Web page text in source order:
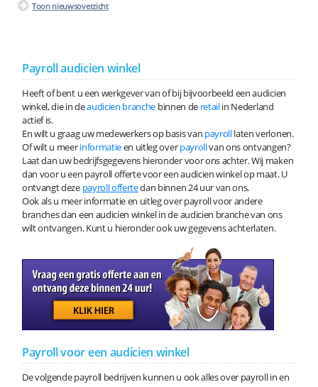
Toon nieuwsoverzicht
Payroll audicien winkel
Heeft of bent u een werkgever van of bij bijvoorbeeld een audicien
winkel, die in deaudicien branche binnen de retailin Nederland
actief is.
En wilt u graag uw medewerkers op basis van payrolllaten verlonen.
Of wilt u meerinformatieen uitleg overpayrollvan ons ontvangen?
Laat dan uw bedrijfsgegevens hieronder voor ons achter. Wij maken
dan voor u een payroll offerte voor een audicien winkel op maat. U
ontvangt deze payroll offertedan binnen 24 uur van ons.
Ook als u meer informatie en uitleg over payroll voor andere
branches dan een audicien winkel in de audicien branche van ons
wilt ontvangen. Kunt u hieronder ook uw gegevens achterlaten.
Payroll voor een audicien winkel
De volgende payroll bedrijven kunnen u ook alles over payroll in en